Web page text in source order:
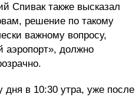
Спивак также высказал
решение по такому
важному вопросу,
должно
дня в 10:30 утра, уже после